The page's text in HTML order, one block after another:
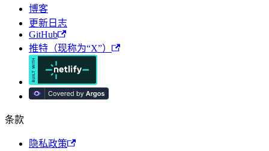
博客
更新日志
GitHub
推特（现称为“X”）
条款
隐私政策